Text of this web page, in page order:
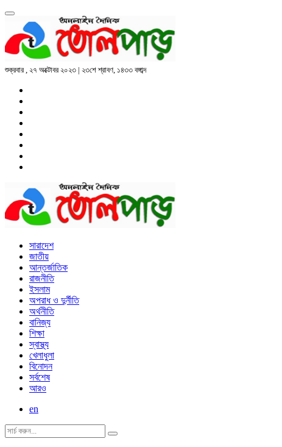
শুক্রবার , ২৭ অক্টোবর ২০২৩ | ২৩শে শ্রাবণ, ১৪৩৩ বঙ্গাব্দ
সারাদেশ
জাতীয়
আন্তর্জাতিক
রাজনীতি
ইসলাম
অপরাধ ও দুর্নীতি
অর্থনীতি
বানিজ্য
শিক্ষা
স্বাস্থ্য
খেলাধুলা
বিনোদন
সর্বশেষ
আরও
en